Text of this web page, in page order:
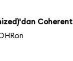
Coherent